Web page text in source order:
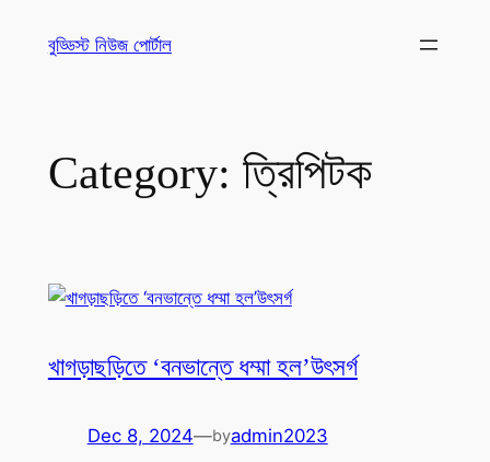
বুড্ডিস্ট নিউজ পোর্টাল
Category: ত্রিপিটক
খাগড়াছড়িতে ‘বনভান্তে ধম্মা হল’উৎসর্গ
Dec 8, 2024—byadmin2023